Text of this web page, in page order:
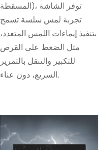
المسقطة)، توفر الشاشة
تجربة لمس سلسة تسمح
بتنفيذ إيماءات اللمس المتعدد،
مثل الضغط على القرص
للتكبير والتنقل بالتمرير
السريع، دون عناء.